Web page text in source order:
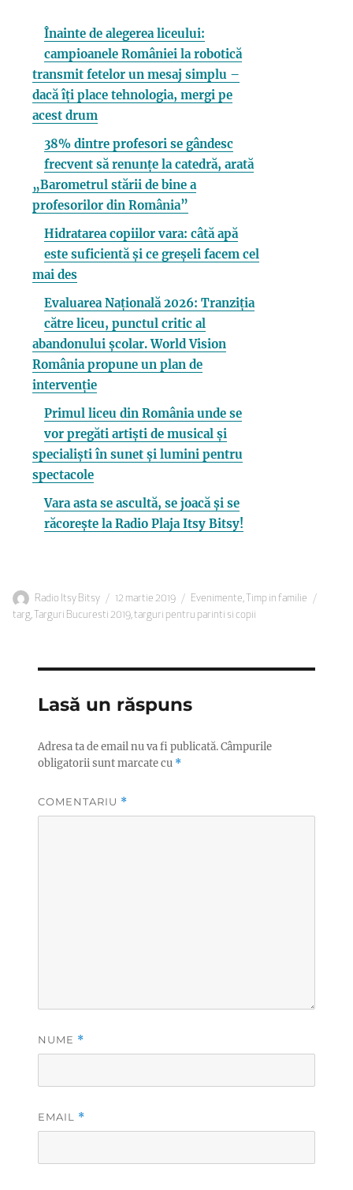
Înainte de alegerea liceului:
campioanele României la robotică
transmit fetelor un mesaj simplu –
dacă îți place tehnologia, mergi pe
acest drum
38% dintre profesori se gândesc
frecvent să renunțe la catedră, arată
„Barometrul stării de bine a
profesorilor din România”
Hidratarea copiilor vara: câtă apă
este suficientă și ce greșeli facem cel
mai des
Evaluarea Națională 2026: Tranziția
către liceu, punctul critic al
abandonului școlar. World Vision
România propune un plan de
intervenție
Primul liceu din România unde se
vor pregăti artiști de musical și
specialiști în sunet și lumini pentru
spectacole
Vara asta se ascultă, se joacă și se
răcorește la Radio Plaja Itsy Bitsy!
Autor
Radio Itsy Bitsy
Publicat
pe
12 martie 2019 Categorii
Evenimente, Timp in familie
targ, Targuri Bucuresti 2019,targuri pentru parinti si copii
Lasă un răspuns
Adresa ta de email nu va fi publicată.Câmpurile
obligatorii sunt marcate cu *
COMENTARIU *
NUME *
EMAIL *